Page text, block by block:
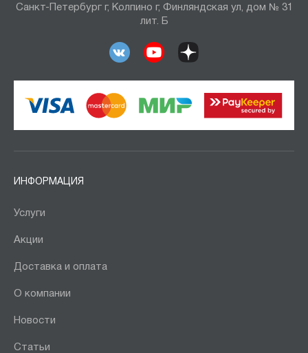
Санкт-Петербург г, Колпино г, Финляндская ул, дом № 31
лит. Б
ИНФОРМАЦИЯ
Услуги
Акции
Доставка и оплата
О компании
Новости
Статьи